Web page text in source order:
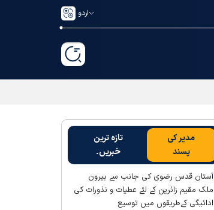
اردو
مدیر کی
پسند
تازہ ترین
خبریں۔
آستان قدس رضوی کی جانب سے بیرون
ملک مقیم زائرین کے لئے عطیات و نذورات کی
ادائیگی کےطریقوں میں توسیع